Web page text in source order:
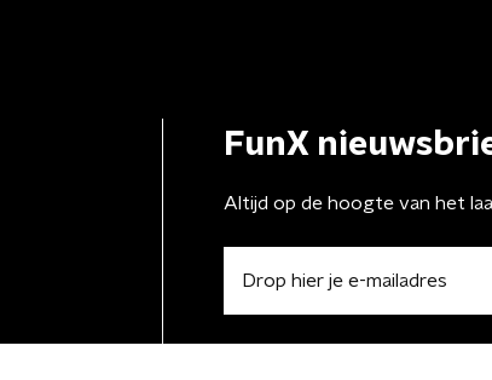
FunX
Altijd op de hoogte van het